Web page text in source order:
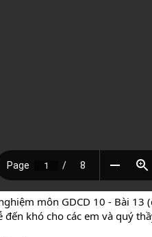
môn GDCD 10 - Bài
khó cho các em và quý